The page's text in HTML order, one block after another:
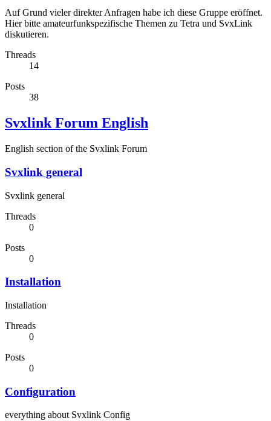
Auf Grund vieler direkter Anfragen habe ich diese Gruppe eröffnet.
Hier bitte amateurfunkspezifische Themen zu Tetra und SvxLink
diskutieren.
Threads
14
Posts
38
Svxlink Forum English
English section of the Svxlink Forum
Svxlink general
Svxlink general
Threads
0
Posts
0
Installation
Installation
Threads
0
Posts
0
Configuration
everything about Svxlink Config